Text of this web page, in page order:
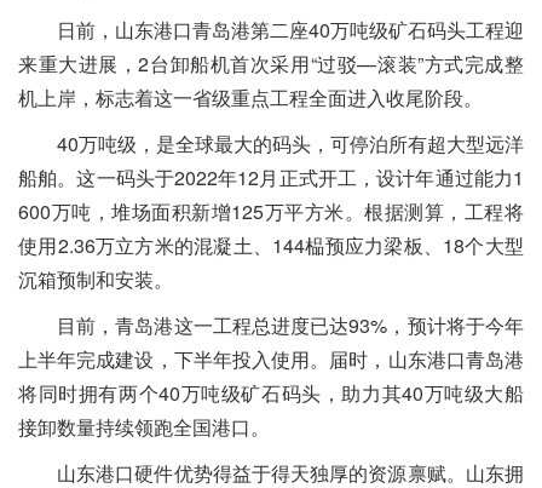
日前，山东港口青岛港第二座40万吨级矿石码头工程迎
来重大进展，2台卸船机首次采用“过驳—滚装”方式完成整
机上岸，标志着这一省级重点工程全面进入收尾阶段。
40万吨级，是全球最大的码头，可停泊所有超大型远洋
船舶。这一码头于2022年12月正式开工，设计年通过能力1
600万吨，堆场面积新增125万平方米。根据测算，工程将
使用2.36万立方米的混凝土、144榀预应力梁板、18个大型
沉箱预制和安装。
目前，青岛港这一工程总进度已达93%，预计将于今年
上半年完成建设，下半年投入使用。届时，山东港口青岛港
将同时拥有两个40万吨级矿石码头，助力其40万吨级大船
接卸数量持续领跑全国港口。
山东港口硬件优势得益于得天独厚的资源禀赋。山东拥